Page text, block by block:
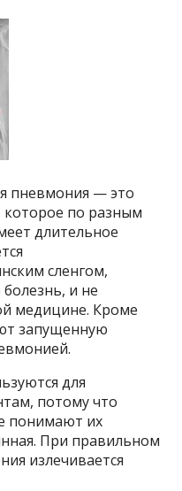
пневмония — это
которое по разным
длительное
сленгом,
и не
медицине. Кроме
запущенную
для
потому что
понимают их
При правильном
излечивается